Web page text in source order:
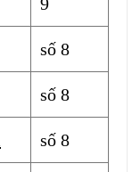
số 8
số 8
số 8